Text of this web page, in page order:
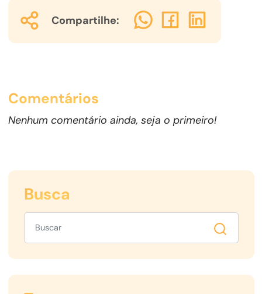
Compartilhe:
Comentários
Nenhum comentário ainda, seja o primeiro!
Busca